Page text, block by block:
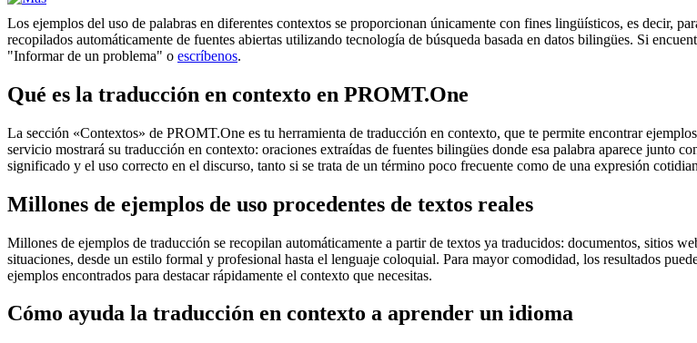
Los ejemplos del uso de palabras en diferentes contextos se proporcionan únicamente con fines lingüísticos, es decir,
recopilados automáticamente de fuentes abiertas utilizando tecnología de búsqueda basada en datos bilingües. Si
"Informar de un problema" o escríbenos.
Qué es la traducción en contexto en PROMT.One
La sección «Contextos» de PROMT.One es tu herramienta de traducción en contexto, que te permite encontrar
servicio mostrará su traducción en contexto: oraciones extraídas de fuentes bilingües donde esa palabra aparece junto
significado y el uso correcto en el discurso, tanto si se trata de un término poco frecuente como de una expresión
Millones de ejemplos de uso procedentes de textos reales
Millones de ejemplos de traducción se recopilan automáticamente a partir de textos ya traducidos: documentos, sitios
situaciones, desde un estilo formal y profesional hasta el lenguaje coloquial. Para mayor comodidad, los resultados
ejemplos encontrados para destacar rápidamente el contexto que necesitas.
Cómo ayuda la traducción en contexto a aprender un idioma